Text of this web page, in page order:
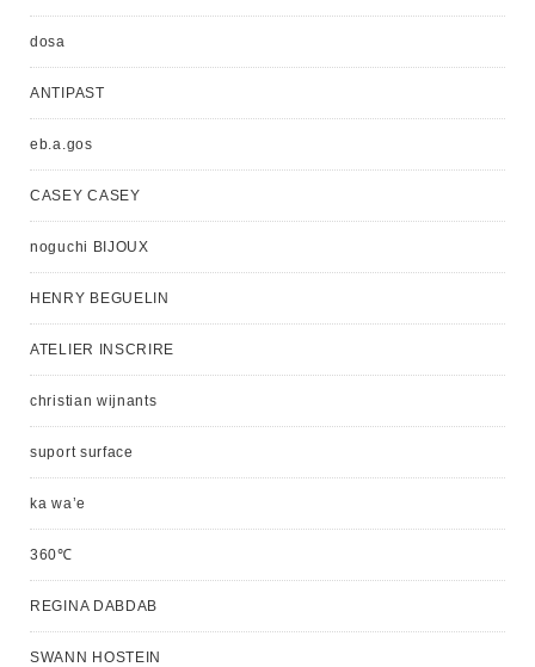
dosa
ANTIPAST
eb.a.gos
CASEY CASEY
noguchi BIJOUX
HENRY BEGUELIN
ATELIER INSCRIRE
christian wijnants
suport surface
ka wa’e
360℃
REGINA DABDAB
SWANN HOSTEIN